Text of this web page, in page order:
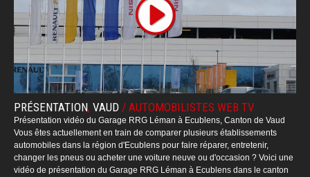
PRÉSENTATION, VAUD / AUTOMOBILISTES WEB TV
Présentation vidéo du Garage RRG Léman à Ecublens, Canton de Vaud
Vous êtes actuellement en train de comparer plusieurs établissements
automobiles dans la région d'Ecublens pour faire réparer, entretenir,
changer les pneus ou acheter une voiture neuve ou d'occasion ? Voici une
vidéo de présentation du Garage RRG Léman à Ecublens dans le canton